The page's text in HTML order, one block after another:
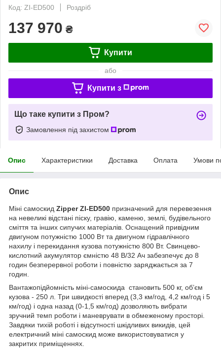
Код: ZI-ED500
Роздріб
137 970 ₴
Купити
або
Купити з
Що таке купити з Пром?
Замовлення під захистом
Опис Характеристики Доставка Оплата Умови
Опис
Міні самоскид Zipper ZI-ED500 призначений для перевезення
на невеликі відстані піску, гравію, каменю, землі, будівельного
сміття та інших сипучих матеріалів. Оснащений привідним
двигуном потужністю 1000 Вт та двигуном гідравлічного
нахилу і перекидання кузова потужністю 800 Вт. Свинцево-
кислотний акумулятор ємністю 48 В/32 Ач забезпечує до 8
годин безперервної роботи і повністю заряджається за 7
годин.
Вантажопідйомність міні-самоскида становить 500 кг, об’єм
кузова - 250 л. Три швидкості вперед (3,3 км/год, 4,2 км/год і 5
км/год) і одна назад (0-1,5 км/год) дозволяють вибрати
зручний темп роботи і маневрувати в обмеженому просторі.
Завдяки тихій роботі і відсутності шкідливих викидів, цей
електричний міні самоскид може використовуватися у
закритих приміщеннях.